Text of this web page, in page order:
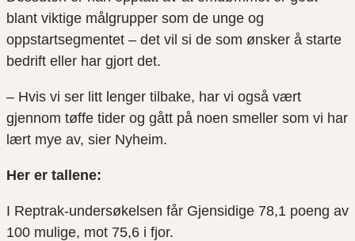
blant viktige målgrupper som de unge og
oppstartsegmentet – det vil si de som ønsker å starte
bedrift eller har gjort det.
– Hvis vi ser litt lenger tilbake, har vi også vært
gjennom tøffe tider og gått på noen smeller som vi har
lært mye av, sier Nyheim.
Her er tallene:
I Reptrak-undersøkelsen får Gjensidige 78,1 poeng av
100 mulige, mot 75,6 i fjor.